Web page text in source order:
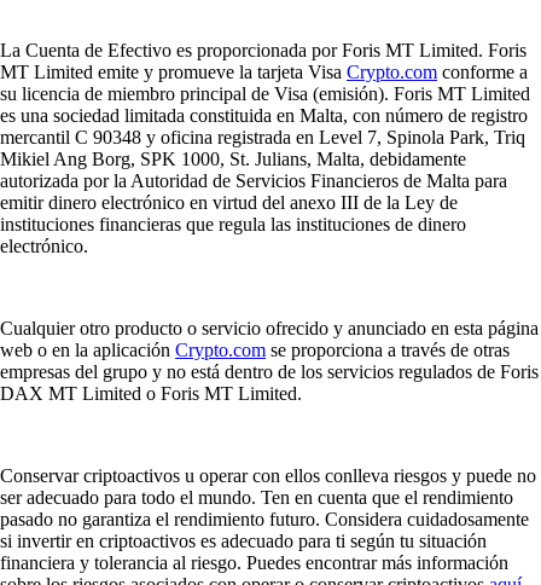
La Cuenta de Efectivo es proporcionada por Foris MT Limited. Foris
MT Limited emite y promueve la tarjeta Visa Crypto.com conforme a
su licencia de miembro principal de Visa (emisión). Foris MT Limited
es una sociedad limitada constituida en Malta, con número de registro
mercantil C 90348 y oficina registrada en Level 7, Spinola Park, Triq
Mikiel Ang Borg, SPK 1000, St. Julians, Malta, debidamente
autorizada por la Autoridad de Servicios Financieros de Malta para
emitir dinero electrónico en virtud del anexo III de la Ley de
instituciones financieras que regula las instituciones de dinero
electrónico.
Cualquier otro producto o servicio ofrecido y anunciado en esta página
web o en la aplicación Crypto.com se proporciona a través de otras
empresas del grupo y no está dentro de los servicios regulados de Foris
DAX MT Limited o Foris MT Limited.
Conservar criptoactivos u operar con ellos conlleva riesgos y puede no
ser adecuado para todo el mundo. Ten en cuenta que el rendimiento
pasado no garantiza el rendimiento futuro. Considera cuidadosamente
si invertir en criptoactivos es adecuado para ti según tu situación
financiera y tolerancia al riesgo. Puedes encontrar más información